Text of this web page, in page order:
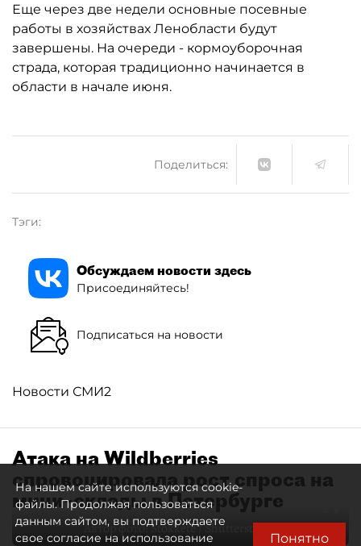
Еще через две недели основные посевные
работы в хозяйствах Ленобласти будут
завершены. На очереди - кормоуборочная
страда, которая традиционно начинается в
области в начале июня.
Поделиться:
Тэги:
Обсуждаем новости здесь
Присоединяйтесь!
Подписаться на новости
Новости СМИ2
Атака на Wildberries
спровоцировала рост спроса на
мини–склады в Петербурге
Автор фото:Stokkete / Shutterstock / FOTODOM
На нашем сайте используются cookie-
файлы. Продолжая пользоваться
данным сайтом, вы подтверждаете
свое согласие на использование
Понятно